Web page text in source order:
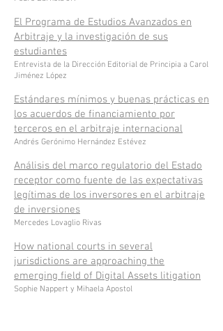
El Programa de Estudios Avanzados en
Arbitraje y la investigación de sus
estudiantes
Entrevista de la Dirección Editorial de Principia a Carol
Jiménez López
Estándares mínimos y buenas prácticas en
los acuerdos de financiamiento por
terceros en el arbitraje internacional
Andrés Gerónimo Hernández Estévez
Análisis del marco regulatorio del Estado
receptor como fuente de las expectativas
legítimas de los inversores en el arbitraje
de inversiones
Mercedes Lovaglio Rivas
How national courts in several
jurisdictions are approaching the
emerging field of Digital Assets litigation
Sophie Nappert y Mihaela Apostol